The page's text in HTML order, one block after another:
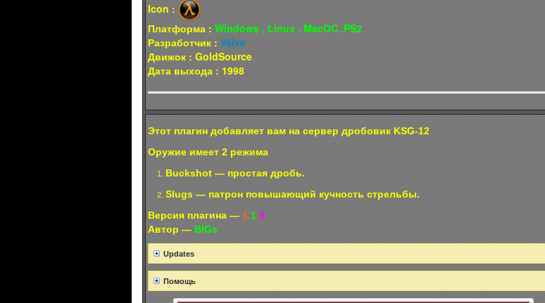
Icon :
Платформа : Windows , Linux , MacOC ,PS2
Разработчик : Valve
Движок : GoldSource
Дата выхода : 1998
Этот плагин добавляет вам на сервер дробовик KSG-12
Оружие имеет 2 режима
Buckshot — простая дробь.
Slugs — патрон повышающий кучность стрельбы.
Версия плагина — 1.1.3
Автор — BIGs
Updates
Помощь